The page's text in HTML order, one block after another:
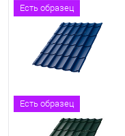
Есть образец
Есть образец